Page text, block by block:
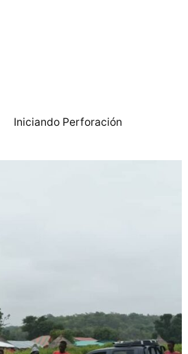
Iniciando Perforación